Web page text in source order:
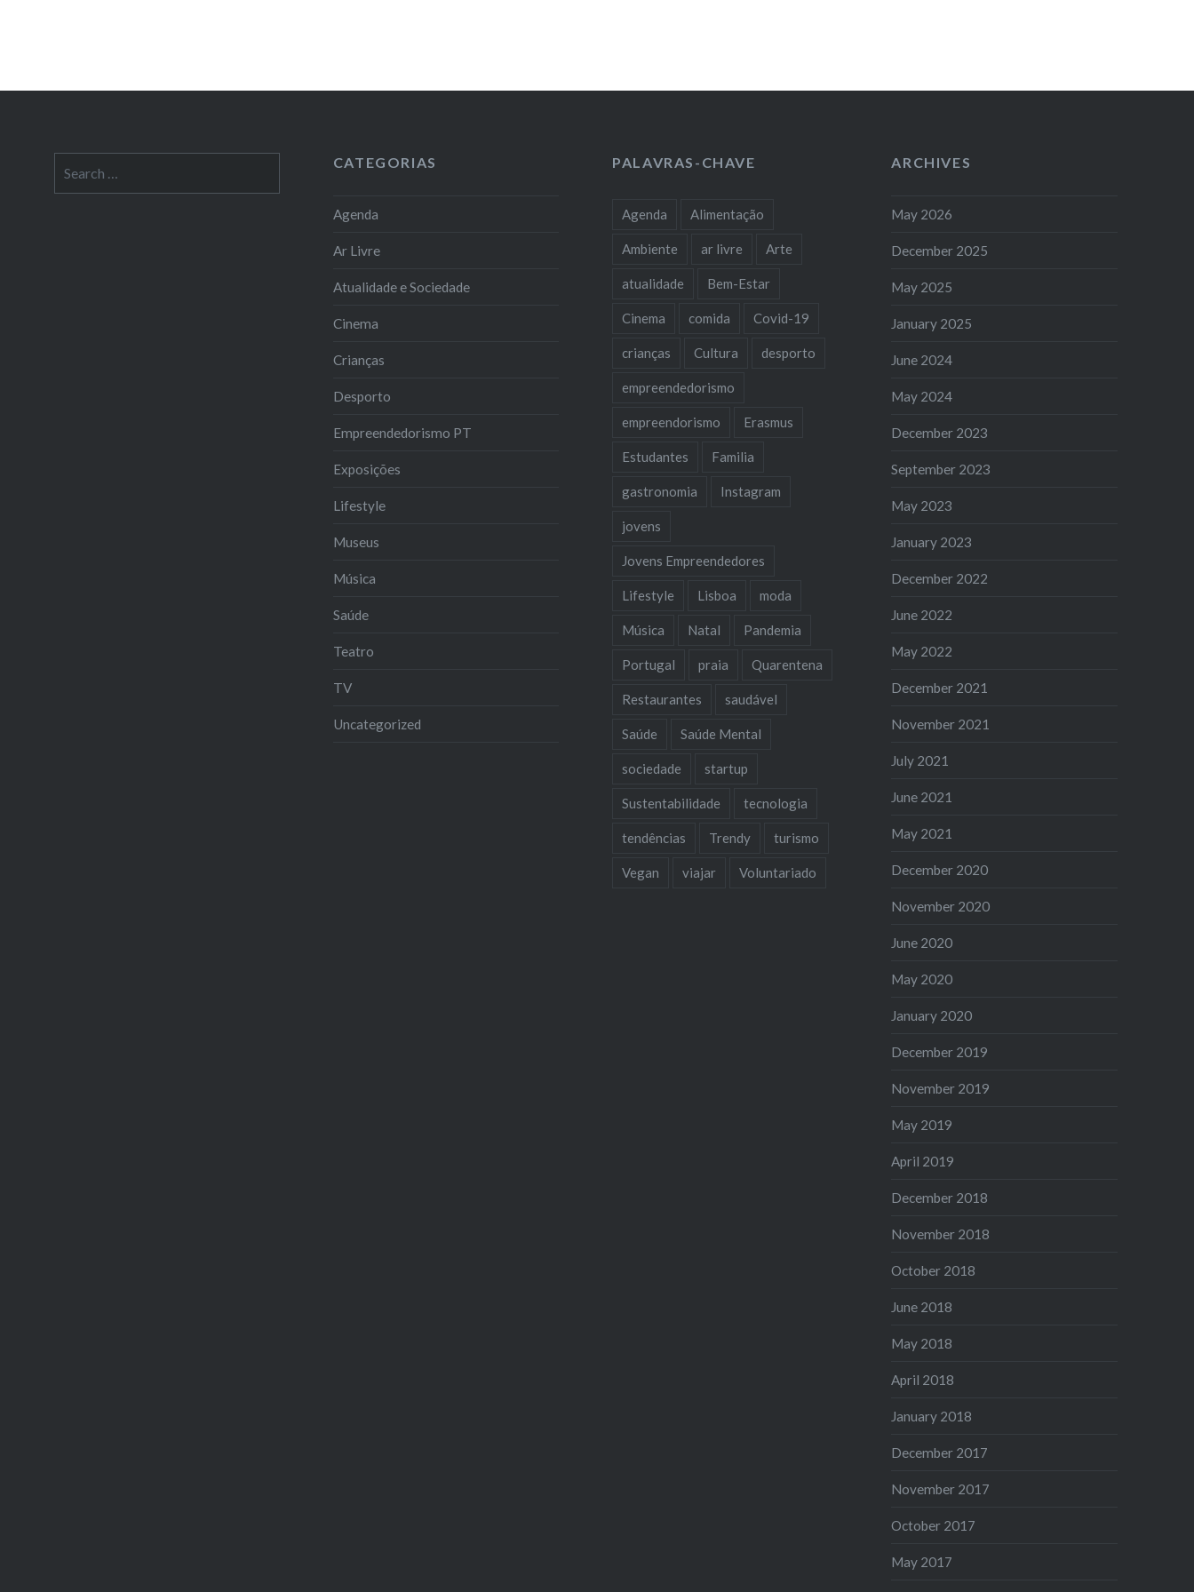
for:
CATEGORIAS
Agenda
Ar Livre
Atualidade e Sociedade
Cinema
Crianças
Desporto
Empreendedorismo PT
Exposições
Lifestyle
Museus
Música
Saúde
Teatro
TV
Uncategorized
PALAVRAS-CHAVE
Agenda Alimentação
Ambiente ar livre Arte
atualidade Bem-Estar
Cinema comida Covid-19
crianças Cultura desporto
empreendedorismo
empreendorismo Erasmus
Estudantes Familia
gastronomia Instagram
jovens
Jovens Empreendedores
Lifestyle Lisboa moda
Música Natal Pandemia
Portugal praia Quarentena
Restaurantes saudável
Saúde Saúde Mental
sociedade startup
Sustentabilidade tecnologia
tendências Trendy turismo
Vegan viajar Voluntariado
ARCHIVES
May 2026
December 2025
May 2025
January 2025
June 2024
May 2024
December 2023
September 2023
May 2023
January 2023
December 2022
June 2022
May 2022
December 2021
November 2021
July 2021
June 2021
May 2021
December 2020
November 2020
June 2020
May 2020
January 2020
December 2019
November 2019
May 2019
April 2019
December 2018
November 2018
October 2018
June 2018
May 2018
April 2018
January 2018
December 2017
November 2017
October 2017
May 2017